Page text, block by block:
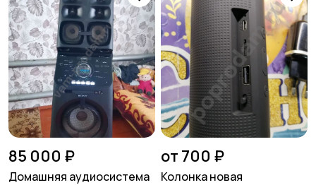
85 000 ₽
Домашняя аудиосистема
от 700 ₽
Колонка новая